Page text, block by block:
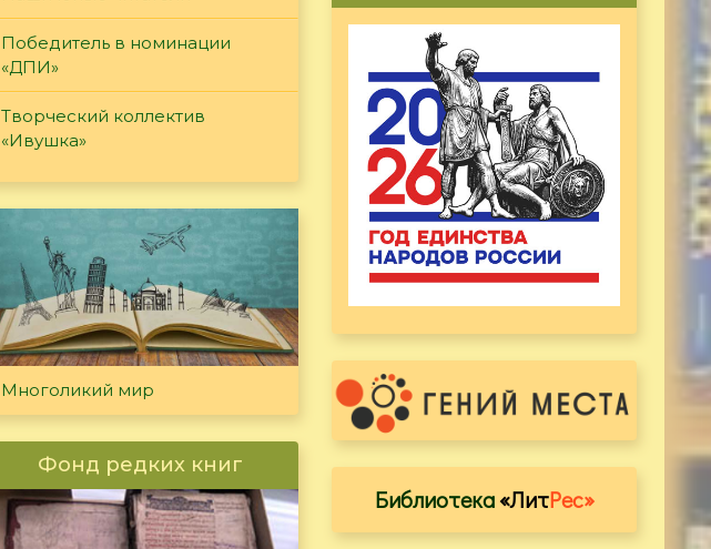
Победитель в номинации
«ДПИ»
Творческий коллектив
«Ивушка»
Многоликий мир
Фонд редких книг
Библиотека«ЛитРес»